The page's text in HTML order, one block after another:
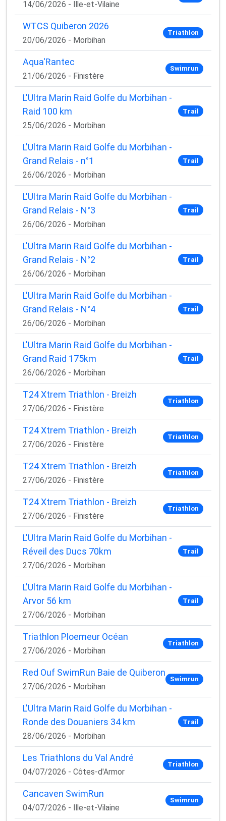
14/06/2026 - Ille-et-Vilaine
WTCS Quiberon 2026
20/06/2026 - Morbihan
Triathlon
Aqua'Rantec
21/06/2026 - Finistère
Swimrun
L'Ultra Marin Raid Golfe du Morbihan -
Raid 100 km
25/06/2026 - Morbihan
Trail
L'Ultra Marin Raid Golfe du Morbihan -
Grand Relais - n°1
26/06/2026 - Morbihan
Trail
L'Ultra Marin Raid Golfe du Morbihan -
Grand Relais - N°3
26/06/2026 - Morbihan
Trail
L'Ultra Marin Raid Golfe du Morbihan -
Grand Relais - N°2
26/06/2026 - Morbihan
Trail
L'Ultra Marin Raid Golfe du Morbihan -
Grand Relais - N°4
26/06/2026 - Morbihan
Trail
L'Ultra Marin Raid Golfe du Morbihan -
Grand Raid 175km
26/06/2026 - Morbihan
Trail
T24 Xtrem Triathlon - Breizh
27/06/2026 - Finistère
Triathlon
T24 Xtrem Triathlon - Breizh
27/06/2026 - Finistère
Triathlon
T24 Xtrem Triathlon - Breizh
27/06/2026 - Finistère
Triathlon
T24 Xtrem Triathlon - Breizh
27/06/2026 - Finistère
Triathlon
L'Ultra Marin Raid Golfe du Morbihan -
Réveil des Ducs 70km
27/06/2026 - Morbihan
Trail
L'Ultra Marin Raid Golfe du Morbihan -
Arvor 56 km
27/06/2026 - Morbihan
Trail
Triathlon Ploemeur Océan
27/06/2026 - Morbihan
Triathlon
Red Ouf SwimRun Baie de Quiberon
27/06/2026 - Morbihan
Swimrun
L'Ultra Marin Raid Golfe du Morbihan -
Ronde des Douaniers 34 km
28/06/2026 - Morbihan
Trail
Les Triathlons du Val André
04/07/2026 - Côtes-d'Armor
Triathlon
Cancaven SwimRun
04/07/2026 - Ille-et-Vilaine
Swimrun